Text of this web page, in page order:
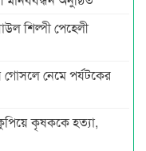
শিল্পী পেহেলী
গোসলে নেমে পর্যটকের
কৃষককে হত্যা,